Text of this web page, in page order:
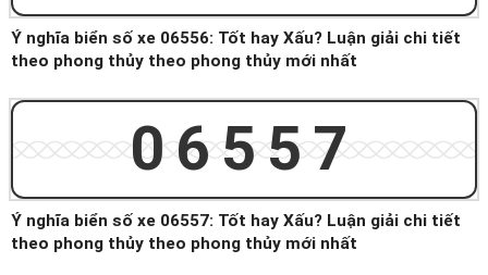
Ý nghĩa biển số xe 06556: Tốt hay Xấu? Luận giải chi tiết
theo phong thủy theo phong thủy mới nhất
06557
Ý nghĩa biển số xe 06557: Tốt hay Xấu? Luận giải chi tiết
theo phong thủy theo phong thủy mới nhất